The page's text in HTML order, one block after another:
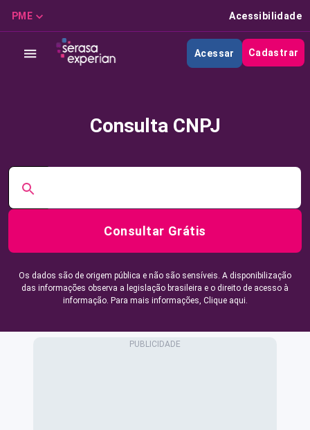
PME Acessibilidade
Acessar Cadastrar
Consulta CNPJ
Consultar Grátis
Os dados são de origem pública e não são sensíveis. A disponibilização
das informações observa a legislação brasileira e o direito de acesso à
informação. Para mais informações, Clique aqui.